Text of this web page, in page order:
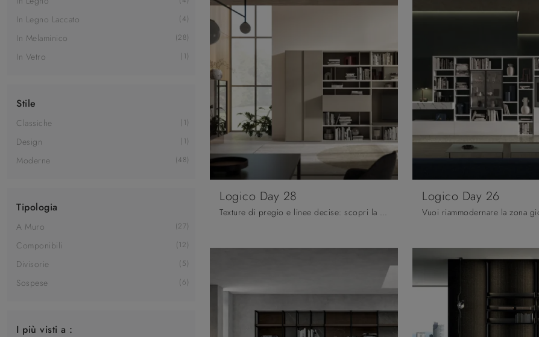
In Legno Laccato 4
In Melaminico 28
In Vetro 1
Stile
Classiche 1
Design 1
Moderne 48
Tipologia
A Muro 27
Componibili 12
Divisorie 5
Sospese 6
I più visti a :
Logico Day 28
Texture di pregio e linee decise: scopri la libreria Logico Day 28 di Orme tra le più originali Librerie moderne a muro.
Logico Day 26